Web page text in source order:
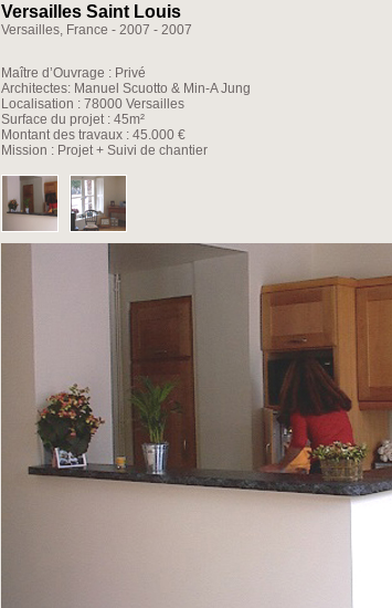
Versailles Saint Louis
Versailles, France - 2007 - 2007
Maître d’Ouvrage : Privé
Architectes: Manuel Scuotto & Min-A Jung
Localisation : 78000 Versailles
Surface du projet : 45m²
Montant des travaux : 45.000 €
Mission : Projet + Suivi de chantier